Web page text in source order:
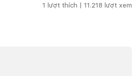
1 lượt thích | 11.218 lượt xem